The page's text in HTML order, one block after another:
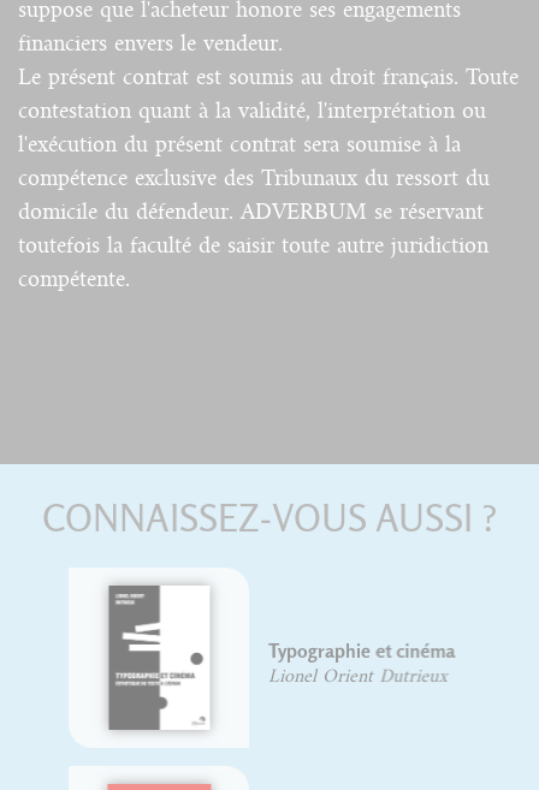
suppose que l'acheteur honore ses engagements
financiers envers le vendeur.
Le présent contrat est soumis au droit français. Toute
contestation quant à la validité, l'interprétation ou
l'exécution du présent contrat sera soumise à la
compétence exclusive des Tribunaux du ressort du
domicile du défendeur. ADVERBUM se réservant
toutefois la faculté de saisir toute autre juridiction
compétente.
CONNAISSEZ-VOUS AUSSI ?
Typographie et cinéma
Lionel Orient Dutrieux